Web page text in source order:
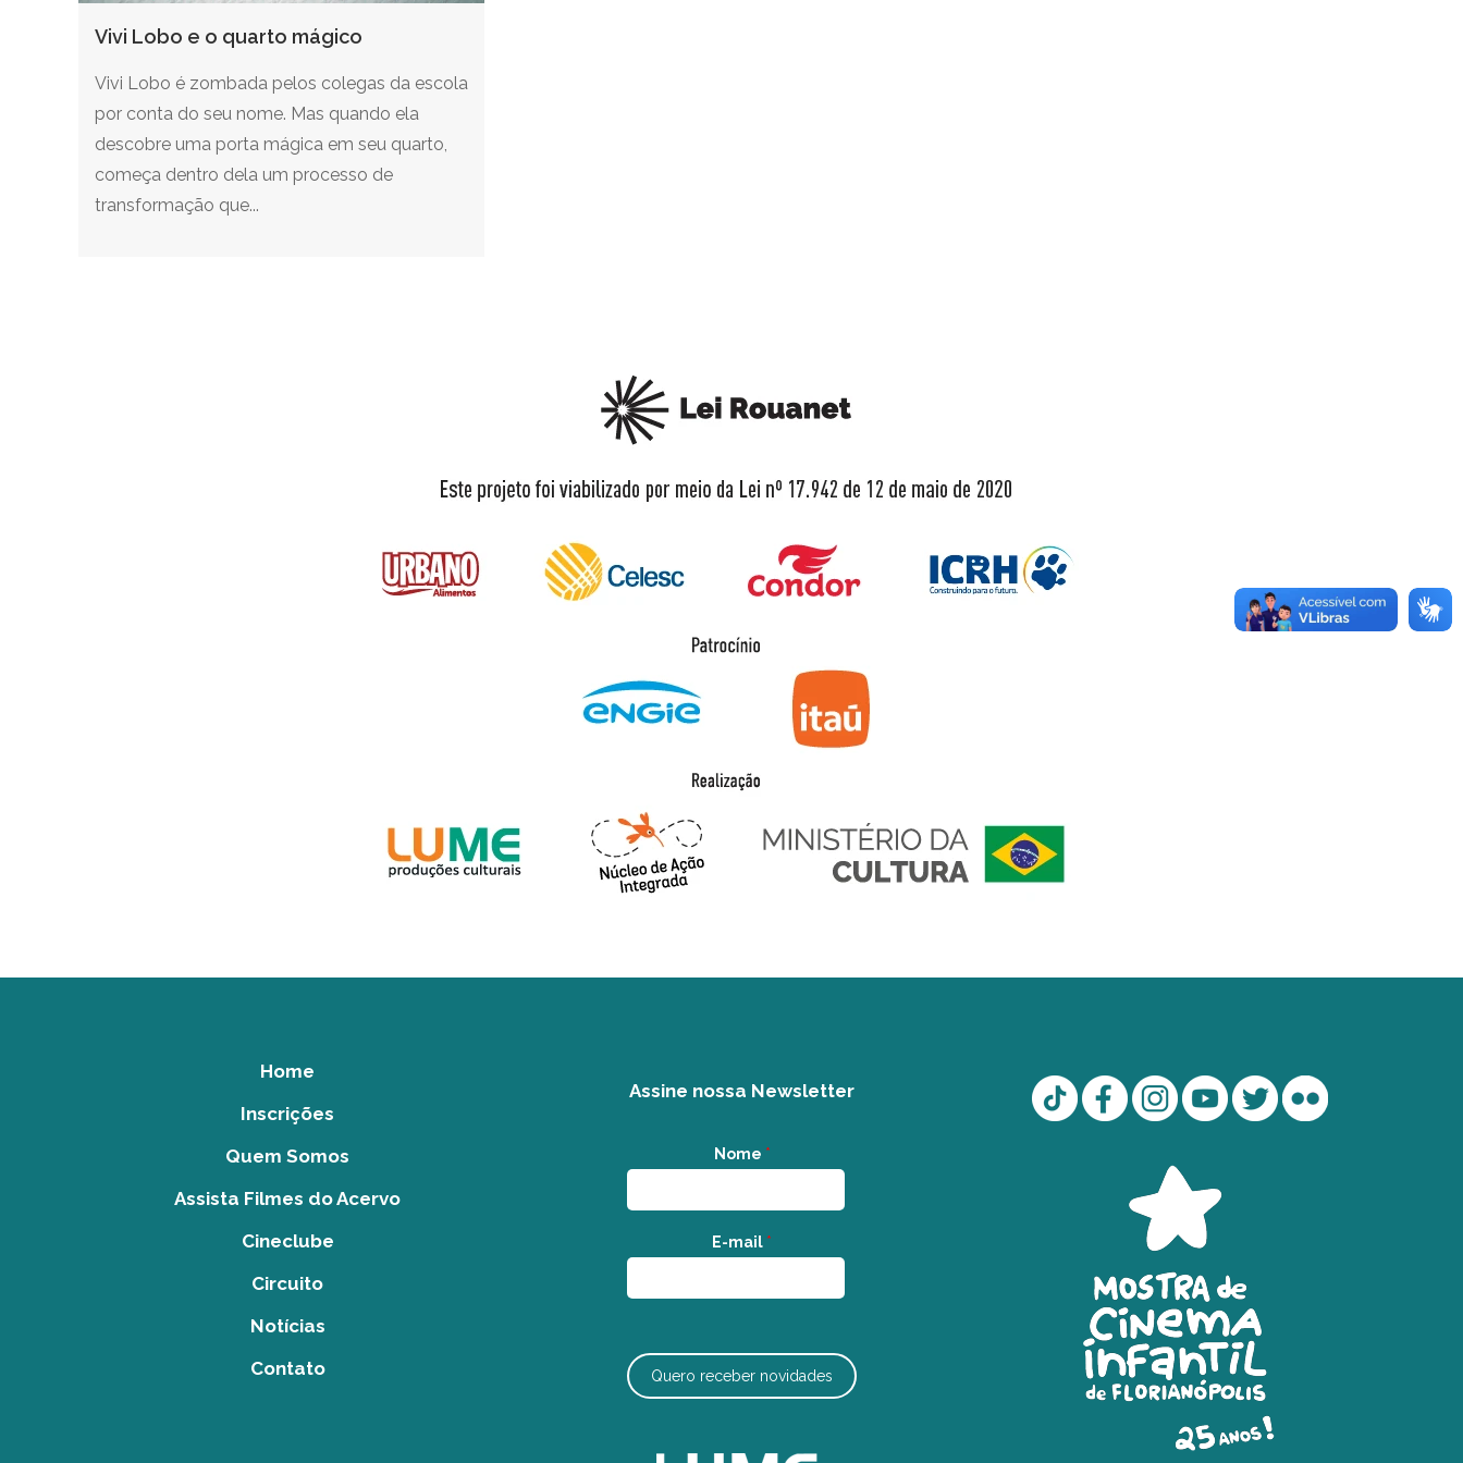
Vivi Lobo e o quarto mágico
Vivi Lobo é zombada pelos colegas da escola
por conta do seu nome. Mas quando ela
descobre uma porta mágica em seu quarto,
começa dentro dela um processo de
transformação que...
Home
Inscrições
Quem Somos
Assista Filmes do Acervo
Cineclube
Circuito
Notícias
Contato
Assine nossa Newsletter
Nome *
E-mail *
Quero receber novidades